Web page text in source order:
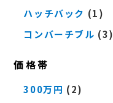
ハッチバック (1)
コンバーチブル (3)
価格帯
300万円 (2)